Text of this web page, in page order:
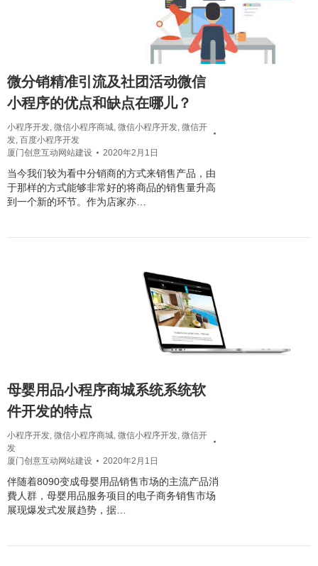
微分销精准引流及社团活动微信
小程序的优点和缺点在哪儿？
小程序开发, 微信小程序商城, 微信小程序开发, 微信开
发, 百度小程序开发
厦门创意互动网站建设
2020年2月1日
当今我们较为看中分销商的方式来销售产品，由
于那样的方式能够非常好的将商品的销售量升高
到一个新的环节。作为店家亦…
母婴用品小程序商城系统系统软
件开发的特点
小程序开发, 微信小程序商城, 微信小程序开发, 微信开
发
厦门创意互动网站建设
2020年2月1日
伴随着8090变成母婴用品销售市场的主流产品消
費人群，母婴用品服务项目的电子商务销售市场
展现爆发式发展趋势，据…